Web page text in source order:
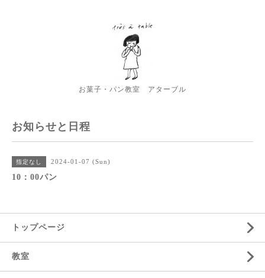
お菓子・パン教室 アターブル
お知らせと日程
指定なし 2024-01-07 (Sun)
10：00パン
トップページ
教室